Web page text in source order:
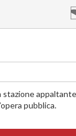
pubblica.